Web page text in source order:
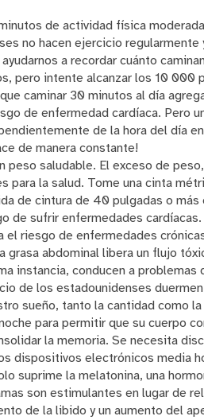
de actividad física
no hacen ejercicio regularmente
a recordar cuánto
pero intente alcanzar los 10 000
caminar 30 minutos al día
de enfermedad cardíaca. Pero
de la hora del día
de manera constante!
peso saludable. El exceso de
para la salud. Tome una cinta
de cintura de 40 pulgadas o más
de sufrir enfermedades
el riesgo de enfermedades
abdominal libera un flujo
instancia, conducen a problemas
de los estadounidenses
sueño, tanto la cantidad como
para permitir que su cuerpo
la memoria. Se necesita
dispositivos electrónicos media
suprime la melatonina, una
son estimulantes en lugar de
de la libido y un aumento del